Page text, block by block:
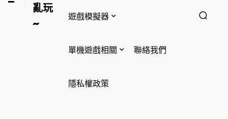
亂玩
~
遊戲模擬器
單機遊戲相關 聯絡我們
隱私權政策